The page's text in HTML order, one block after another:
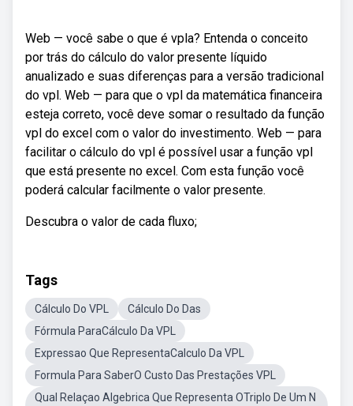
Web — você sabe o que é vpla? Entenda o conceito
por trás do cálculo do valor presente líquido
anualizado e suas diferenças para a versão tradicional
do vpl. Web — para que o vpl da matemática financeira
esteja correto, você deve somar o resultado da função
vpl do excel com o valor do investimento. Web — para
facilitar o cálculo do vpl é possível usar a função vpl
que está presente no excel. Com esta função você
poderá calcular facilmente o valor presente.
Descubra o valor de cada fluxo;
Tags
Cálculo Do VPL
Cálculo Do Das
Fórmula ParaCálculo Da VPL
Expressao Que RepresentaCalculo Da VPL
Formula Para SaberO Custo Das Prestações VPL
Qual Relaçao Algebrica Que Representa OTriplo De Um N